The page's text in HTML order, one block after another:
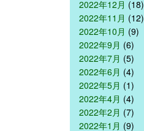
2022年12月 (18)
2022年11月 (12)
2022年10月 (9)
2022年9月 (6)
2022年7月 (5)
2022年6月 (4)
2022年5月 (1)
2022年4月 (4)
2022年2月 (7)
2022年1月 (9)